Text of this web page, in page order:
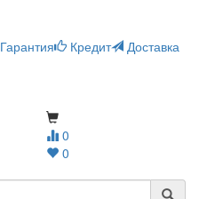
Гарантия Кредит
Доставка
0
0